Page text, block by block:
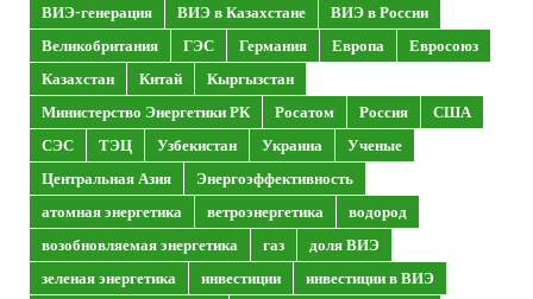
ВИЭ-генерация
ВИЭ в Казахстане
ВИЭ в России
Великобритания
ГЭС Германия Европа
Евросоюз
Казахстан
Китай
Кыргызстан
Министерство Энергетики РК
Росатом Россия
США
СЭС
ТЭЦ Узбекистан Украина
Ученые
Центральная Азия
Энергоэффективность
атомная энергетика
ветроэнергетика
водород
возобновляемая энергетика
газ
доля ВИЭ
зеленая энергетика
инвестиции
инвестиции в ВИЭ